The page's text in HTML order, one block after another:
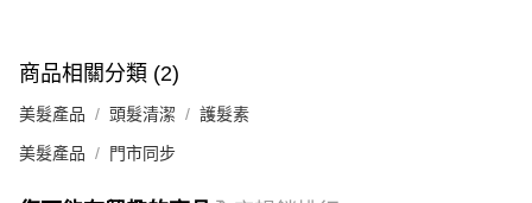
澳門地區配送 - 確認發貨後1-4個工作天送達
商品相關分類 (2)
美髮產品 頭髮清潔 護髮素
美髮產品 門市同步